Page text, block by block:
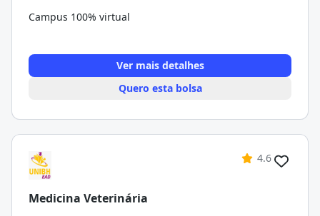
Campus 100% virtual
Ver mais detalhes
Quero esta bolsa
4.6
Medicina Veterinária